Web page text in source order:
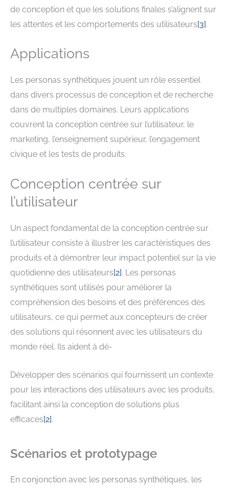
de conception et que les solutions finales s’alignent sur
les attentes et les comportements des utilisateurs[3].
Applications
Les personas synthétiques jouent un rôle essentiel
dans divers processus de conception et de recherche
dans de multiples domaines. Leurs applications
couvrent la conception centrée sur l’utilisateur, le
marketing, l’enseignement supérieur, l’engagement
civique et les tests de produits.
Conception centrée sur
l’utilisateur
Un aspect fondamental de la conception centrée sur
l’utilisateur consiste à illustrer les caractéristiques des
produits et à démontrer leur impact potentiel sur la vie
quotidienne des utilisateurs[2]. Les personas
synthétiques sont utilisés pour améliorer la
compréhension des besoins et des préférences des
utilisateurs, ce qui permet aux concepteurs de créer
des solutions qui résonnent avec les utilisateurs du
monde réel. Ils aident à dé-
Développer des scénarios qui fournissent un contexte
pour les interactions des utilisateurs avec les produits,
facilitant ainsi la conception de solutions plus
efficaces[2].
Scénarios et prototypage
En conjonction avec les personas synthétiques, les